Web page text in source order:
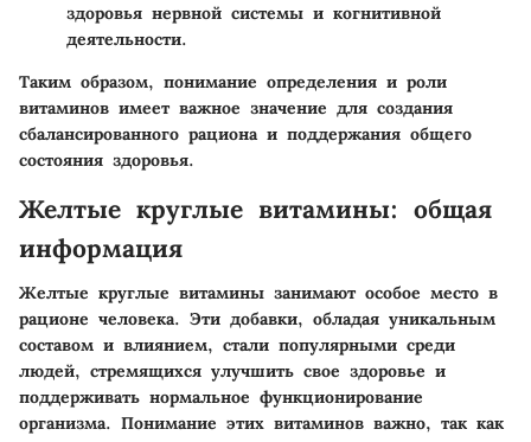
здоровья нервной системы и когнитивной
деятельности.
Таким образом, понимание определения и роли
витаминов имеет важное значение для создания
сбалансированного рациона и поддержания общего
состояния здоровья.
Желтые круглые витамины: общая
информация
Желтые круглые витамины занимают особое место в
рационе человека. Эти добавки, обладая уникальным
составом и влиянием, стали популярными среди
людей, стремящихся улучшить свое здоровье и
поддерживать нормальное функционирование
организма. Понимание этих витаминов важно, так как